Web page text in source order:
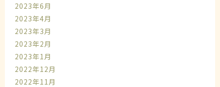
2023年6月
2023年4月
2023年3月
2023年2月
2023年1月
2022年12月
2022年11月